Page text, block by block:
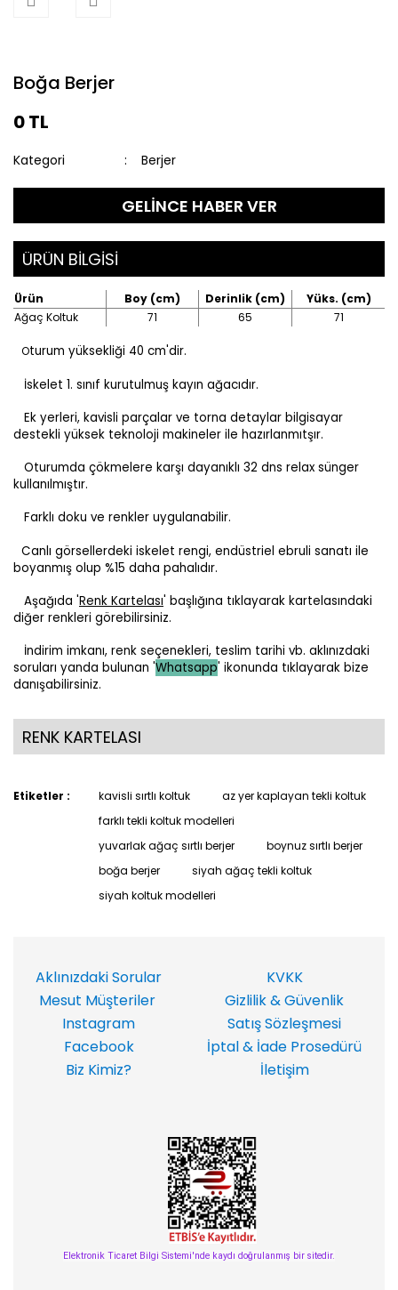
Boğa Berjer
0 TL
Kategori Berjer
GELİNCE HABER VER
ÜRÜN BİLGİSİ
Ürün Boy (cm) Derinlik (cm)
Yüks. (cm)
Ağaç Koltuk
71 65 71
Oturum yüksekliği 40 cm'dir.
İskelet 1. sınıf kurutulmuş kayın ağacıdır.
Ek yerleri, kavisli parçalar ve torna detaylar bilgisayar
destekli yüksek teknoloji makineler ile hazırlanmıtşır.
Oturumda çökmelere karşı dayanıklı 32 dns relax sünger
kullanılmıştır.
Farklı doku ve renkler uygulanabilir.
Canlı görsellerdeki iskelet rengi, endüstriel ebruli sanatı ile
boyanmış olup %15 daha pahalıdır.
Aşağıda 'Renk Kartelası' başlığına tıklayarak kartelasındaki
diğer renkleri görebilirsiniz.
İndirim imkanı, renk seçenekleri, teslim tarihi vb. aklınızdaki
soruları yanda bulunan 'Whatsapp' ikonunda tıklayarak bize
danışabilirsiniz.
RENK KARTELASI
Etiketler : kavisli sırtlı koltuk
az yer kaplayan tekli koltuk
farklı tekli koltuk modelleri
yuvarlak ağaç sırtlı berjer
boynuz sırtlı berjer
boğa berjer
siyah ağaç tekli koltuk
siyah koltuk modelleri
Aklınızdaki Sorular
KVKK
Mesut Müşteriler
Gizlilik & Güvenlik
Instagram
Satış Sözleşmesi
Facebook
İptal & İade Prosedürü
Biz Kimiz?
İletişim
Elektronik Ticaret Bilgi Sistemi'nde kaydı doğrulanmış bir sitedir.